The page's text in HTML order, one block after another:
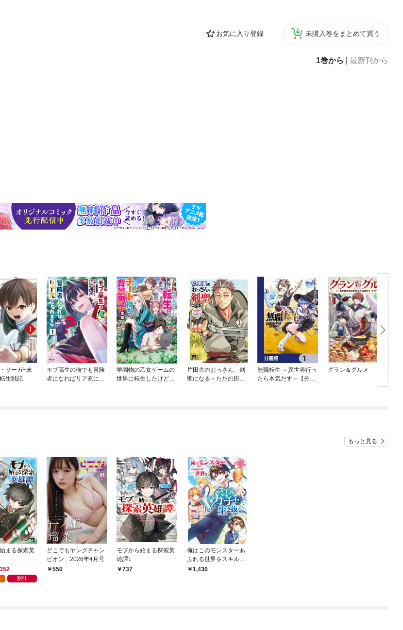
お気に入り登録 未購入巻をまとめて買う
1巻から 最新刊から
サーガ−末
生戦記
モブ高生の俺でも冒険
者になればリア充にな
学園物の乙女ゲームの
世界に転生したけど、
片田舎のおっさん、剣
聖になる～ただの田舎
無職転生 ～異世界行っ
たら本気だす～【分冊
グラン＆グルメ
もっと見る
まる探索英
352
割引
どこでもヤングチャン
ピオン 2026年4月号
550
モブから始まる探索英
雄譚1
737
俺はこのモンスターあ
ふれる世界をスキル
〈ガチャ〉で生き抜
1,430